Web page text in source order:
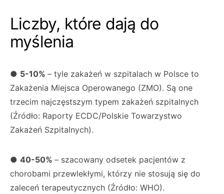
Liczby, które dają do
myślenia
● 5-10% – tyle zakażeń w szpitalach w Polsce to
Zakażenia Miejsca Operowanego (ZMO). Są one
trzecim najczęstszym typem zakażeń szpitalnych
(Źródło: Raporty ECDC/Polskie Towarzystwo
Zakażeń Szpitalnych).
● 40-50% – szacowany odsetek pacjentów z
chorobami przewlekłymi, którzy nie stosują się do
zaleceń terapeutycznych (Źródło: WHO).